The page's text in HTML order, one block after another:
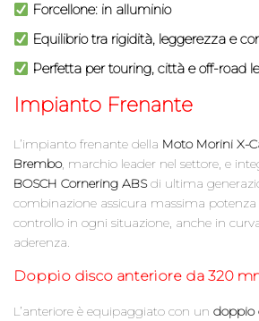
Forcellone: in alluminio
Equilibrio tra rigidità, leggerezza e
Perfetta per touring, città e off-road
Impianto Frenante
L’impianto frenante della Moto Morini X-
Brembo, marchio leader nel settore, e
BOSCH Cornering ABSdi ultima
combinazione assicura massima potenza
controllo in ogni situazione, anche in
aderenza.
Doppio disco anteriore da 320
L’anteriore è equipaggiato con un doppio